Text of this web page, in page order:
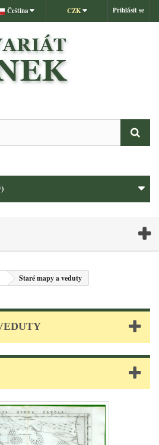
Přihlásit se
CZK
Čeština
Staré mapy a veduty